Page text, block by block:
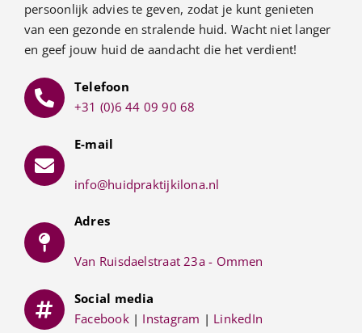
persoonlijk advies te geven, zodat je kunt genieten
van een gezonde en stralende huid. Wacht niet langer
en geef jouw huid de aandacht die het verdient!
Telefoon
+31 (0)6 44 09 90 68
E-mail
info@huidpraktijkilona.nl
Adres
Van Ruisdaelstraat 23a - Ommen
Social media
Facebook| Instagram | LinkedIn